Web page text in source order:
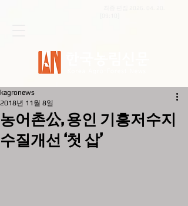
농어촌公, 용인 기흥저수지
수질개선 ‘첫 삽’
kagronews
2018년 11월 8일